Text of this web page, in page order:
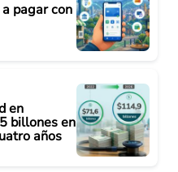
pagar con
en
billones en
años